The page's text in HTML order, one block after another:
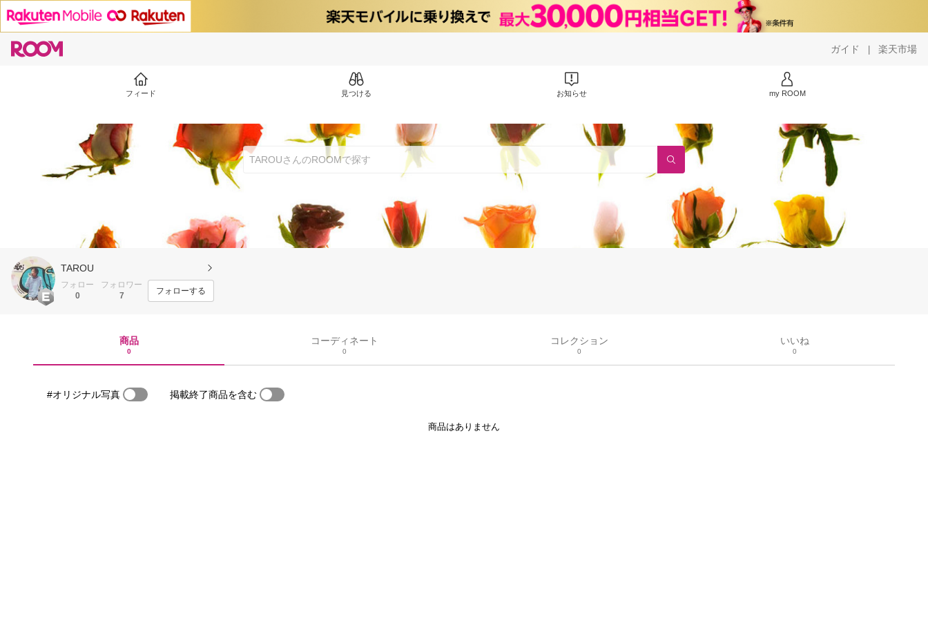
ガイド | 楽天市場
フィード 見つける お知らせ my ROOM
TAROU
フォロー
0
フォロワー
7
フォローする
商品
0
コーディネート
0
コレクション
0
いいね
0
#オリジナル写真 掲載終了商品を含む
商品はありません